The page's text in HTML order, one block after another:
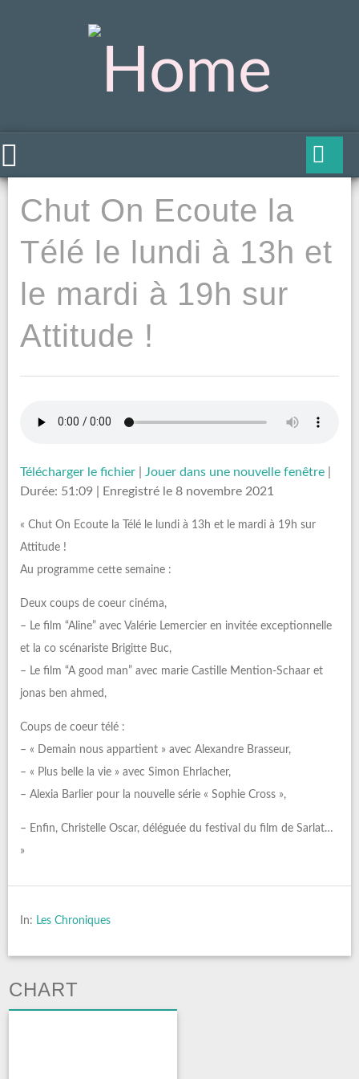
Chut On Ecoute la
Télé le lundi à 13h et
le mardi à 19h sur
Attitude !
Télécharger le fichier Jouer dans une nouvelle fenêtre
Durée: 51:09
Enregistré le 8 novembre 2021
« Chut On Ecoute la Télé le lundi à 13h et le mardi à 19h sur
Attitude !
Au programme cette semaine :
Deux coups de coeur cinéma,
– Le film “Aline” avec Valérie Lemercier en invitée exceptionnelle
et la co scénariste Brigitte Buc,
– Le film “A good man” avec marie Castille Mention-Schaar et
jonas ben ahmed,
Coups de coeur télé :
– « Demain nous appartient » avec Alexandre Brasseur,
– « Plus belle la vie » avec Simon Ehrlacher,
– Alexia Barlier pour la nouvelle série « Sophie Cross »,
– Enfin, Christelle Oscar, déléguée du festival du film de Sarlat…
»
In: Les Chroniques
CHART